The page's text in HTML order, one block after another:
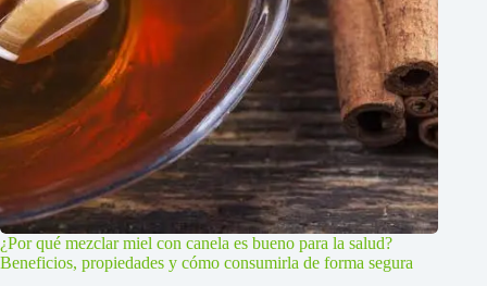
¿Por qué mezclar miel con canela es bueno para la salud?
Beneficios, propiedades y cómo consumirla de forma segura